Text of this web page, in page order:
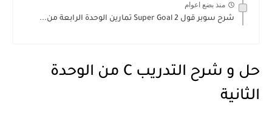
منذ بضع اعوام
شرح سوبر قول 2 Super Goal تمارين الوحدة الرابعة من...
حل و شرح التدريب C من الوحدة
الثانية